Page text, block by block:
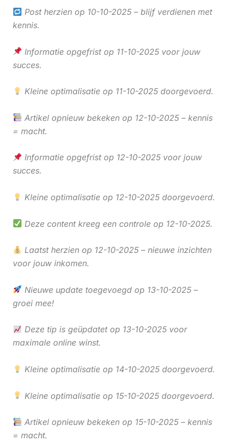
Post herzien op 10-10-2025 – blijf verdienen met
kennis.
Informatie opgefrist op 11-10-2025 voor jouw
succes.
Kleine optimalisatie op 11-10-2025 doorgevoerd.
Artikel opnieuw bekeken op 12-10-2025 – kennis
= macht.
Informatie opgefrist op 12-10-2025 voor jouw
succes.
Kleine optimalisatie op 12-10-2025 doorgevoerd.
Deze content kreeg een controle op 12-10-2025.
Laatst herzien op 12-10-2025 – nieuwe inzichten
voor jouw inkomen.
Nieuwe update toegevoegd op 13-10-2025 –
groei mee!
Deze tip is geüpdatet op 13-10-2025 voor
maximale online winst.
Kleine optimalisatie op 14-10-2025 doorgevoerd.
Kleine optimalisatie op 15-10-2025 doorgevoerd.
Artikel opnieuw bekeken op 15-10-2025 – kennis
= macht.